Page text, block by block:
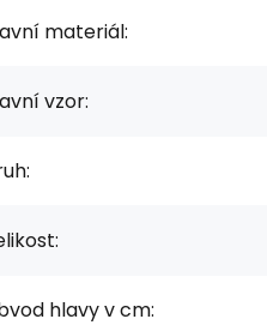
materiál:
vzor:
hlavy v cm: